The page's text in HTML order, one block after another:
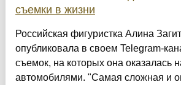
съемки в жизни
Российская фигуристка Алина
опубликовала в своем Telegram-
съемок, на которых она оказалась
автомобилями. "Самая сложная и